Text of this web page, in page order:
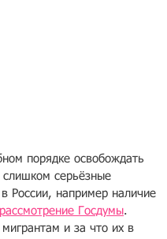
порядке освобождать
слишком серьёзные
Ро­ссии, например нал­ичие
Гос­думы.
и за что их в